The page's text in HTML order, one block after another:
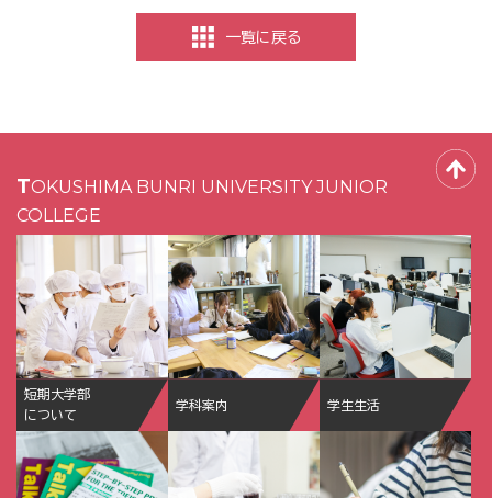
一覧に戻る
TOKUSHIMA BUNRI UNIVERSITY JUNIOR
COLLEGE
短期大学部
について
学科案内 学生生活